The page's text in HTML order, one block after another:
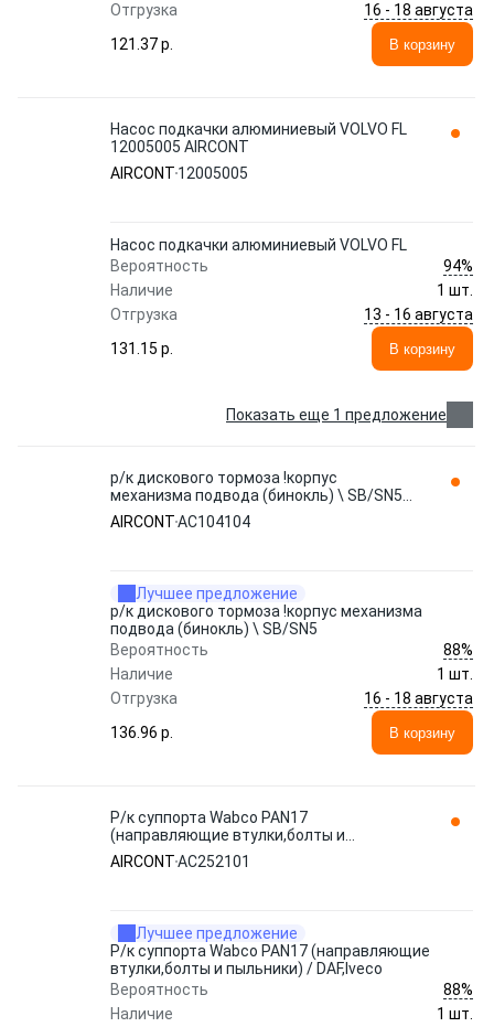
Отгрузка
16 - 18 августа
121.37 p.
В корзину
Насос подкачки алюминиевый VOLVO FL
12005005 AIRCONT
AIRCONT 12005005
Насос подкачки алюминиевый VOLVO FL
Вероятность
94%
Наличие
1 шт.
Отгрузка
13 - 16 августа
131.15 p.
В корзину
Показать еще 1 предложение
р/к дискового тормоза !корпус
механизма подвода (бинокль) \ SB/SN5
AC104104 AIRCONT
AIRCONTAC104104
Лучшее предложение
р/к дискового тормоза !корпус механизма
подвода (бинокль) \ SB/SN5
Вероятность
88%
Наличие
1 шт.
Отгрузка
16 - 18 августа
136.96 p.
В корзину
Р/к суппорта Wabco PAN17
(направляющие втулки,болты и
пыльники) / DAF,Iveco AC252101 AIRCONT
AIRCONTAC252101
Лучшее предложение
Р/к суппорта Wabco PAN17 (направляющие
втулки,болты и пыльники) / DAF,Iveco
Вероятность
88%
Наличие
1 шт.